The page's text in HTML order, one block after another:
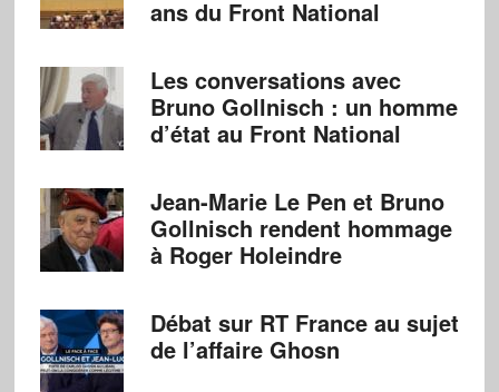
ans du Front National
Les conversations avec
Bruno Gollnisch : un homme
d’état au Front National
Jean-Marie Le Pen et Bruno
Gollnisch rendent hommage
à Roger Holeindre
Débat sur RT France au sujet
de l’affaire Ghosn